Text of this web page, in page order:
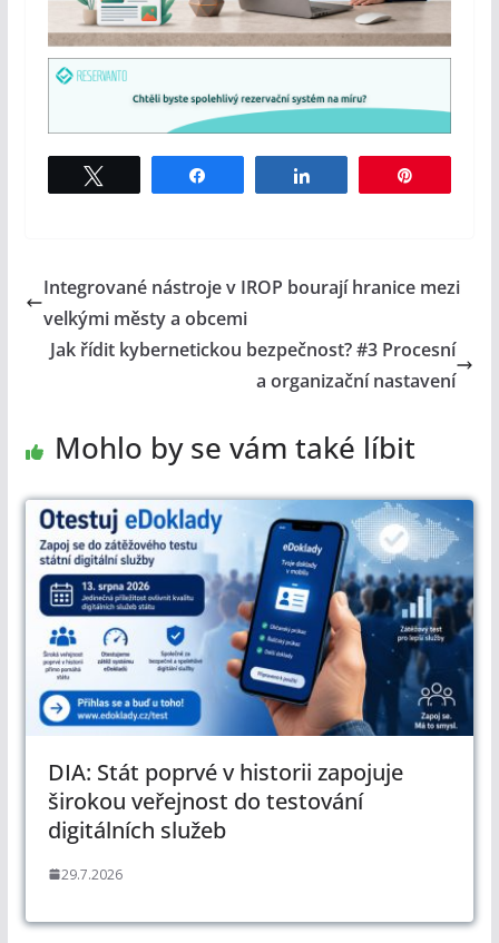
Integrované nástroje v IROP bourají hranice mezi
velkými městy a obcemi
Jak řídit kybernetickou bezpečnost? #3 Procesní
a organizační nastavení
Mohlo by se vám také líbit
DIA: Stát poprvé v historii zapojuje
širokou veřejnost do testování
digitálních služeb
29.7.2026